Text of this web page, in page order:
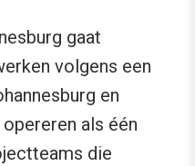
gaat
volgens een
en
als één
die